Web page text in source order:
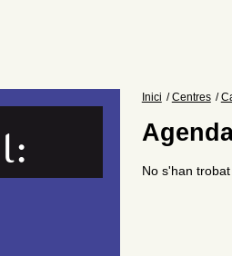
Inici Centres
No s'han